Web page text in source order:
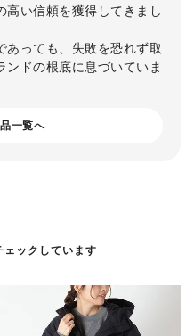
い信頼を獲得してきまし
あっても、失敗を恐れず取
ンドの根底に息づいていま
一覧へ
ェックしています